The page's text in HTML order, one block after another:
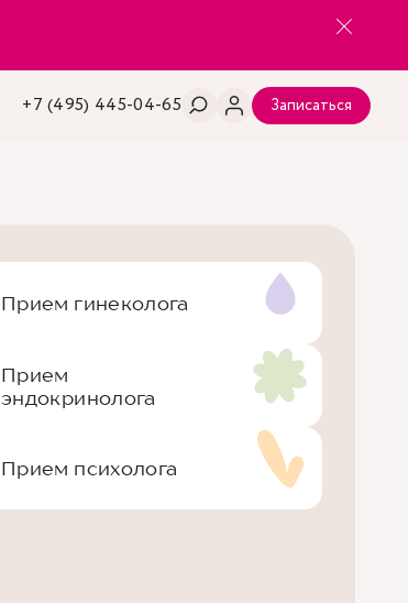
+7 (495) 445-04-65 Записаться
Прием гинеколога
Прием
эндокринолога
Прием психолога